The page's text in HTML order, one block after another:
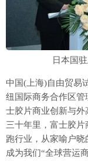
日本国
中国(上海)自由贸易
纽国际商务合作区管
士胶片商业创新与外
三十年里，富士胶
跑行业，从家喻户晓
成为我们“全球营运